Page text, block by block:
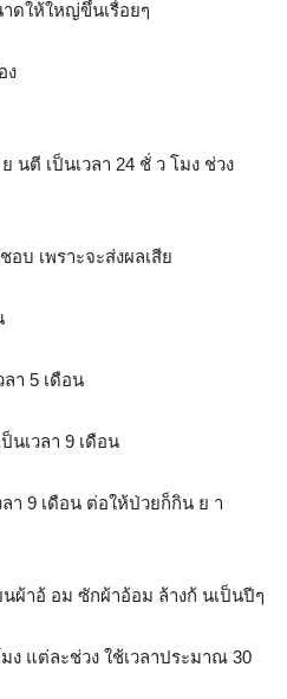
ดให้ใหญ่ขึ้นเรื่อยๆ
ง
นตี เป็นเวลา 24 ชั่ ว โมง ช่วง
บ เพราะจะส่งผลเสีย
า 5 เดือน
นเวลา 9 เดือน
า 9 เดือน ต่อให้ป่วยก็กิน ย า
นผ้าอ้ อม ซักผ้าอ้อม ล้างก้ นเป็นปีๆ
ง แต่ละช่วง ใช้เวลาประมาณ 30